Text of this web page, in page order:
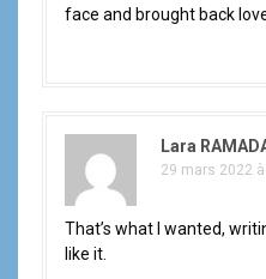
face and brought back
Lara
29 mars 2022
That’s what I wanted,
like it.